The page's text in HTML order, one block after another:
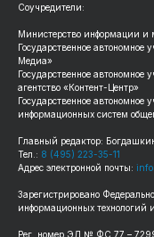
Соучредители:
Министерство информации и
Государственное
Медиа»
Государственное
агентство «Контент-Центр»
Государственное автономное
информационных систем
Главный редактор:
Тел.: 8 (495) 223-35-11
Адрес электронной почты:
Зарегистрировано
информационных
Рег. номер ЭЛ № ФС 77 –